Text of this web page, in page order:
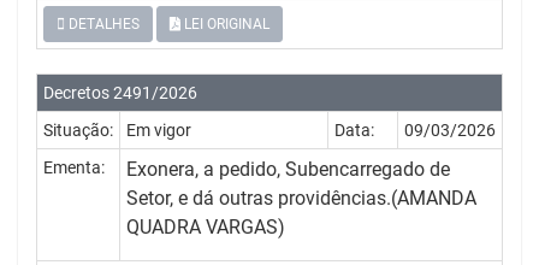
DETALHES LEI ORIGINAL
Decretos 2491/2026
Situação:
Em vigor Data:
09/03/2026
Ementa:
Exonera, a pedido, Subencarregado de
Setor, e dá outras providências.(AMANDA
QUADRA VARGAS)